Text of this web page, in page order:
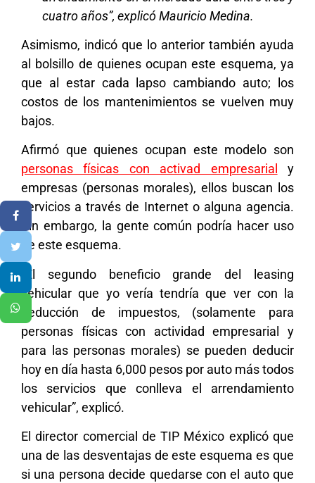
cuatro años”, explicó Mauricio Medina.
Asimismo, indicó que lo anterior también ayuda
al bolsillo de quienes ocupan este esquema, ya
que al estar cada lapso cambiando auto; los
costos de los mantenimientos se vuelven muy
bajos.
Afirmó que quienes ocupan este modelo son
personas físicas con activad empresarial
y
empresas (personas morales), ellos buscan los
servicios a través de Internet o alguna agencia.
Sin embargo, la gente común podría hacer uso
de este esquema.
“El segundo beneficio grande del leasing
vehicular que yo vería tendría que ver con la
deducción de impuestos, (solamente para
personas físicas con actividad empresarial y
para las personas morales) se pueden deducir
hoy en día hasta 6,000 pesos por auto más todos
los servicios que conlleva el arrendamiento
vehicular”, explicó.
El director comercial de TIP México explicó que
una de las desventajas de este esquema es que
si una persona decide quedarse con el auto que